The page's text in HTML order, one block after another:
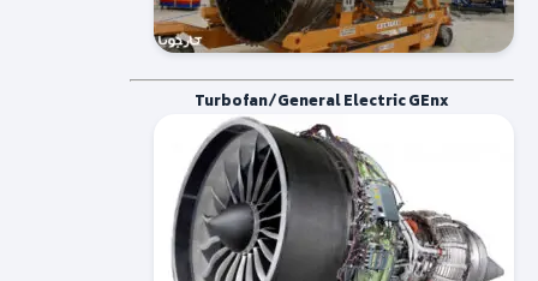
Turbofan/General Electric GEnx